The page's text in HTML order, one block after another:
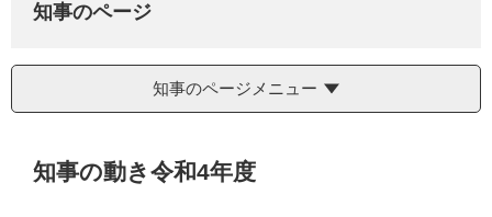
知事のページ
知事のページメニュー
知事の動き令和4年度